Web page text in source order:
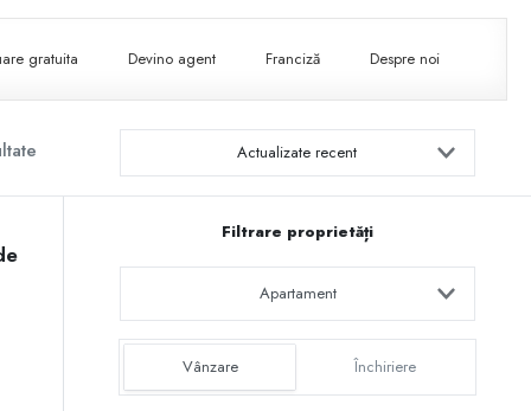
gratuita Devino agent Franciză Despre noi
Actualizate recent
Filtrare proprietăți
Apartament
Vânzare Închiriere